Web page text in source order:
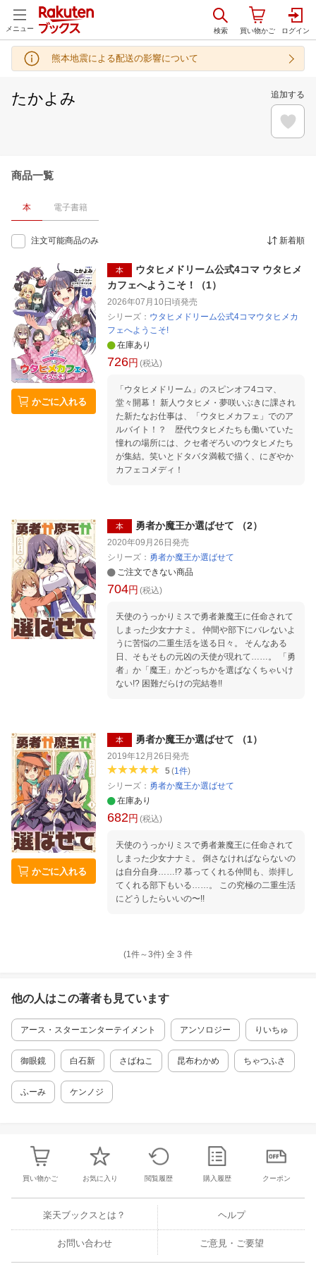
メニュー
熊本地震による配送の影響について
たかよみ 追加する
商品一覧
本 電子書籍
注文可能商品のみ 新着順
かごに入れる
本
ウタヒメドリーム公式4コマ ウタヒメ
カフェへようこそ！（1）
2026年07月10日頃発売
シリーズ： ウタヒメドリーム公式4コマウタヒメカ
フェへようこそ!
在庫あり
726円 (税込)
「ウタヒメドリーム」のスピンオフ4コマ、
堂々開幕！ 新人ウタヒメ・夢咲いぶきに課され
た新たなお仕事は、「ウタヒメカフェ」でのア
ルバイト！？ 歴代ウタヒメたちも働いていた
憧れの場所には、クセ者ぞろいのウタヒメたち
が集結。笑いとドタバタ満載で描く、にぎやか
カフェコメディ！
本 勇者か魔王か選ばせて （2）
2020年09月26日 発売
シリーズ： 勇者か魔王か選ばせて
ご注文できない商品
704円 (税込)
天使のうっかりミスで勇者兼魔王に任命されて
しまった少女ナナミ。 仲間や部下にバレないよ
うに苦悩の二重生活を送る日々。 そんなある
日、そもそもの元凶の天使が現れて……。 「勇
者」か「魔王」かどっちかを選ばなくちゃいけ
ない!? 困難だらけの完結巻!!
かごに入れる
本 勇者か魔王か選ばせて （1）
2019年12月26日 発売
5(1件)
シリーズ： 勇者か魔王か選ばせて
在庫あり
682円 (税込)
天使のうっかりミスで勇者兼魔王に任命されて
しまった少女ナナミ。 倒さなければならないの
は自分自身……!? 慕ってくれる仲間も、崇拝し
てくれる部下もいる……。 この究極の二重生活
にどうしたらいいの〜!!
(1件～3件) 全 3 件
他の人はこの著者も見ています
アース・スターエンターテイメント アンソロジー りいちゅ
御眼鏡 白石新 さばねこ 昆布わかめ ちゃつふさ
ふーみ ケンノジ
買い物かご お気に入り 閲覧履歴 購入履歴 クーポン
楽天ブックスとは？ ヘルプ
お問い合わせ ご意見・ご要望